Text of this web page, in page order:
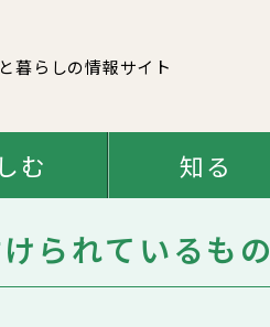
暮らしの情報サイト
む 知る
られているもの